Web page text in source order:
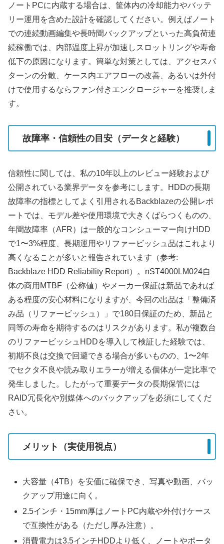
ノートPCに内蔵する場合は、筐体内の冷却能力やバッテ
リー運用を含めた設計を確認してください。例えばノート
での連続動画編集や長時間バックアップといった高負荷連
続稼働では、内部温度上昇が加速しスロットリングや寿命
低下の原因になります。簡単な対策としては、アクセスパ
ターンの分散、ケース内エアフローの改善、あるいは外付
けで使用するならファン付きエンクロージャーを推奨しま
す。
故障率・信頼性の目安（データと経験）
信頼性に関しては、私の10年以上のレビュー経験および
公開されている業界データを参考にします。HDDの長期
故障率の指標としてよく引用されるBackblazeの公開レポ
ートでは、モデル差や使用環境で大きくばらつくものの、
年間故障率（AFR）は一般的なコンシューマー向けHDD
で1〜3%程度、長期運用やリファービッシュ品はこれより
高くなることが多いと報告されています（参考:
Backblaze HDD Reliability Report）。nST4000LM024自
体の商用MTBF（公称値）やメーカー保証は新品であれば
ある程度の安心材料になりますが、今回の出品は「整備済
み品（リファービッシュ）」で180日保証のため、新品と
同等の寿命を期待するのはリスクがあります。私が複数台
のリファービッシュHDDを導入して検証した経験では、
初期不良は交換で回避できる場合が多いものの、1〜2年
でセクタ不良や読み取りエラーが増える個体が一定比率で
発生しました。したがって重要データの長期保管には
RAID冗長化や別媒体へのバックアップを必須にしてくだ
さい。
メリット（実使用視点）
大容量（4TB）を安価に確保でき、写真や動画、バッ
クアップ用途に向く。
2.5インチ・15mm厚はノートPC内蔵や外付けケース
で互換性がある（ただし厚み注意）。
消費電力は3.5インチHDDより低く、ノートやポータ